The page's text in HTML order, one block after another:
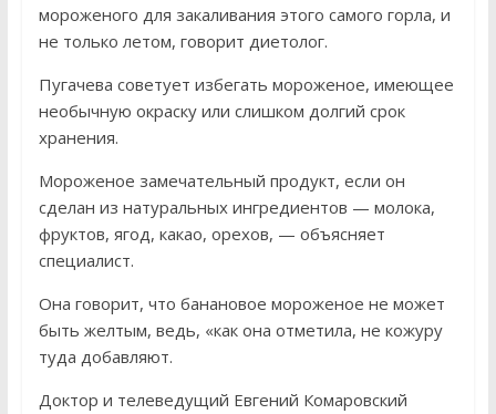
мороженого для закаливания этого самого горла, и
не только летом, говорит диетолог.
Пугачева советует избегать мороженое, имеющее
необычную окраску или слишком долгий срок
хранения.
Мороженое замечательный продукт, если он
сделан из натуральных ингредиентов — молока,
фруктов, ягод, какао, орехов, — объясняет
специалист.
Она говорит, что банановое мороженое не может
быть желтым, ведь, «как она отметила, не кожуру
туда добавляют.
Доктор и телеведущий Евгений Комаровский